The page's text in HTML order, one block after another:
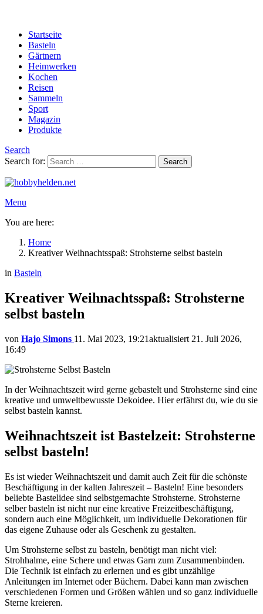
Startseite
Basteln
Gärtnern
Heimwerken
Kochen
Reisen
Sammeln
Sport
Magazin
Produkte
Search
Search for:
Search
Menu
You are here:
Home
Kreativer Weihnachtsspaß: Strohsterne selbst basteln
in Basteln
Kreativer Weihnachtsspaß: Strohsterne
selbst basteln
von Hajo Simons 11. Mai 2023, 19:21aktualisiert 21. Juli 2026,
16:49
In der Weihnachtszeit wird gerne gebastelt und Strohsterne sind eine
kreative und umweltbewusste Dekoidee. Hier erfährst du, wie du sie
selbst basteln kannst.
Weihnachtszeit ist Bastelzeit: Strohsterne
selbst basteln!
Es ist wieder Weihnachtszeit und damit auch Zeit für die schönste
Beschäftigung in der kalten Jahreszeit – Basteln! Eine besonders
beliebte Bastelidee sind selbstgemachte Strohsterne. Strohsterne
selber basteln ist nicht nur eine kreative Freizeitbeschäftigung,
sondern auch eine Möglichkeit, um individuelle Dekorationen für
das eigene Zuhause oder als Geschenk zu gestalten.
Um Strohsterne selbst zu basteln, benötigt man nicht viel:
Strohhalme, eine Schere und etwas Garn zum Zusammenbinden.
Die Technik ist einfach zu erlernen und es gibt unzählige
Anleitungen im Internet oder Büchern. Dabei kann man zwischen
verschiedenen Formen und Größen wählen und so ganz individuelle
Sterne kreieren.